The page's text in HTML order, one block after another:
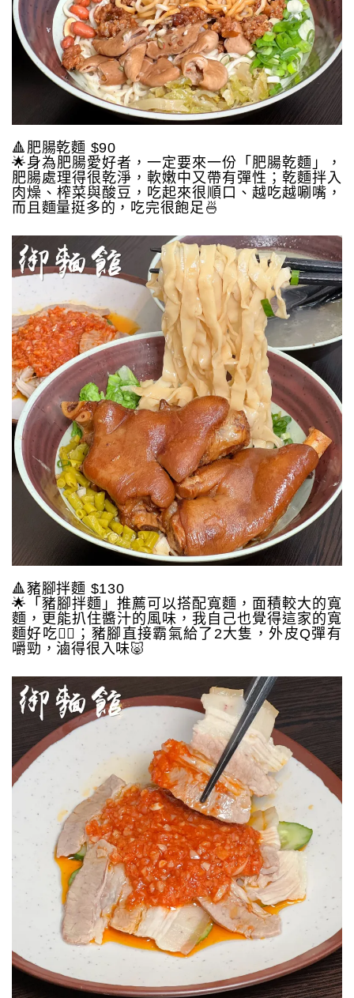
🔺肥腸乾麵 $90
🌟身為肥腸愛好者，一定要來一份「肥腸乾麵」，
肥腸處理得很乾淨，軟嫩中又帶有彈性；乾麵拌入
肉燥、榨菜與酸豆，吃起來很順口、越吃越唰嘴，
而且麵量挺多的，吃完很飽足🍜
🔺豬腳拌麵 $130
🌟「豬腳拌麵」推薦可以搭配寬麵，面積較大的寬
麵，更能扒住醬汁的風味，我自己也覺得這家的寬
麵好吃👍🏻；豬腳直接霸氣給了2大隻，外皮Q彈有
嚼勁，滷得很入味🐷